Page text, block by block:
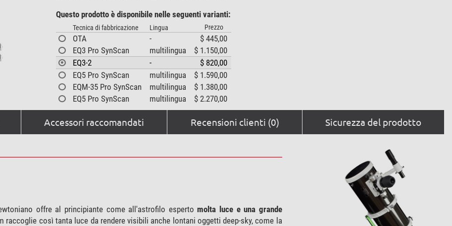
Questo prodotto è disponibile nelle seguenti varianti:
Tecnica di fabbricazione Lingua Prezzo
OTA -
$ 445,00
EQ3 Pro SynScan
multilingua
$ 1.150,00
EQ3-2
-
$ 820,00
EQ5 Pro SynScan
multilingua
$ 1.590,00
EQM-35 Pro SynScan
multilingua
$ 1.380,00
EQ5 Pro SynScan
multilingua $ 2.270,00
Accessori raccomandati Recensioni clienti (0) Sicurezza del prodotto
offre al principiante come all'astrofilo espertomolta luce e una grande
così tanta luce da rendere visibili anche lontani oggetti deep-sky, come la